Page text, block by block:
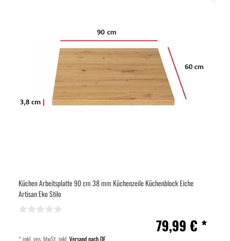
Küchen Arbeitsplatte 90 cm 38 mm Küchenzeile Küchenblock Eiche
Artisan Eko Stilo
79,99 € *
*inkl. ges. MwSt.inkl.Versand nach DE